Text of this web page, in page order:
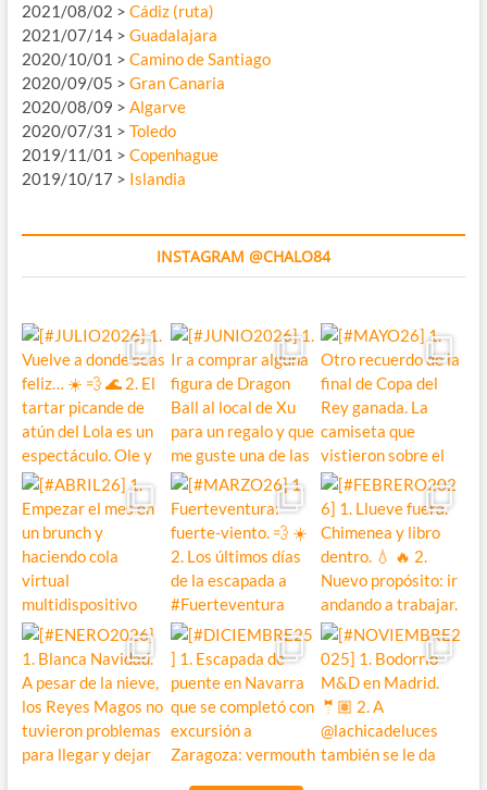
2021/08/02 > Cádiz (ruta)
2021/07/14 > Guadalajara
2020/10/01 > Camino de Santiago
2020/09/05 > Gran Canaria
2020/08/09 > Algarve
2020/07/31 > Toledo
2019/11/01 > Copenhague
2019/10/17 > Islandia
INSTAGRAM @CHALO84